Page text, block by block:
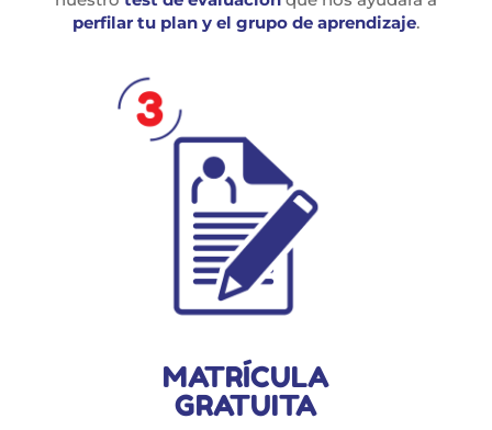
perfilar tu plan y el grupo de aprendizaje.
MATRÍCULA
GRATUITA